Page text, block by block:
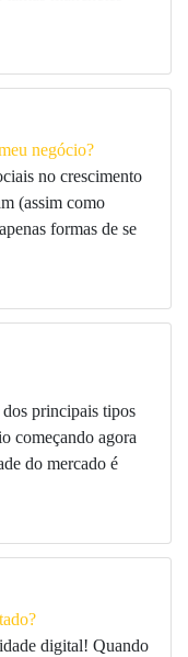
negócio?
no crescimento
(assim como
formas de se
dos principais tipos
começando agora
do mercado é
digital! Quando